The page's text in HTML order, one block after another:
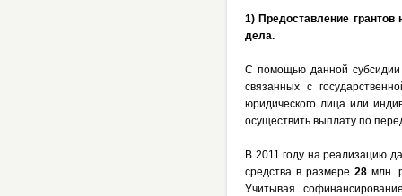
1) Предоставление
дела.
С помощью данной субсидии
связанных с
юридического лица или
осуществить выплату по
В 2011 году на реализацию
средства в размере28 млн.
Учитывая